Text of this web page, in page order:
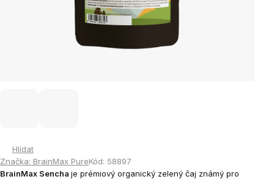
Hlídat
Značka: BrainMax PureKód: 58897
BrainMax Sencha je prémiový organický zelený čaj známý pro